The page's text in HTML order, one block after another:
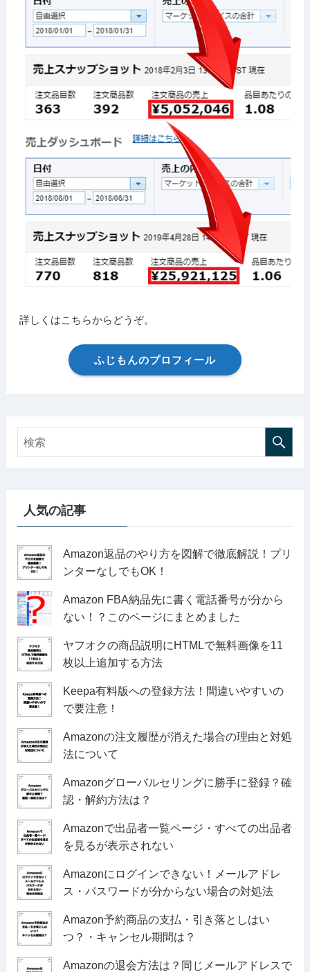
詳しくはこちらからどうぞ。
ふじもんのプロフィール
人気の記事
Amazon返品のやり方を図解で徹底解説！プリ
ンターなしでもOK！
Amazon FBA納品先に書く電話番号が分から
ない！？このページにまとめました
ヤフオクの商品説明にHTMLで無料画像を11
枚以上追加する方法
Keepa有料版への登録方法！間違いやすいの
で要注意！
Amazonの注文履歴が消えた場合の理由と対処
法について
Amazonグローバルセリングに勝手に登録？確
認・解約方法は？
Amazonで出品者一覧ページ・すべての出品者
を見るが表示されない
Amazonにログインできない！メールアドレ
ス・パスワードが分からない場合の対処法
Amazon予約商品の支払・引き落としはい
つ？・キャンセル期間は？
Amazonの退会方法は？同じメールアドレスで